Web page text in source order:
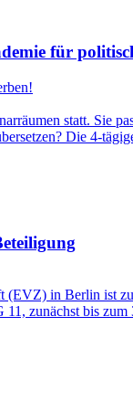
für
statt. Sie
Die 4-
in Berlin ist
zunächst bis